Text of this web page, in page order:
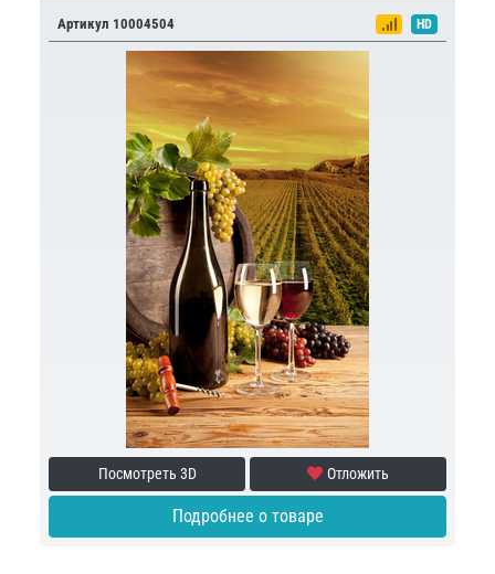
Артикул 10004504 HD
Посмотреть 3D Отложить
Подробнее о товаре